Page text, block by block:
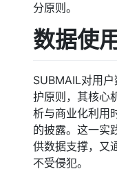
分原则。
数据使
SUBMAIL对用
护原则，其核心
析与商业化利用
的披露。这一实
供数据支撑，又
不受侵犯。